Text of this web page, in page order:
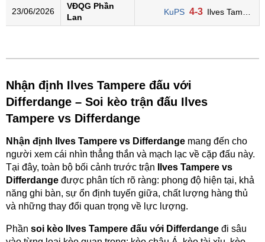
23/06/2026
VĐQG Phần
Lan
KuPS 4-3
Nhận định Ilves Tampere đấu với
Differdange – Soi kèo trận đấu Ilves
Tampere vs Differdange
Nhận định Ilves Tampere vs Differdange mang đến cho
người xem cái nhìn thẳng thắn và mạch lạc về cặp đấu này.
Tại đây, toàn bộ bối cảnh trước trận
Ilves Tampere vs
Differdange được phân tích rõ ràng: phong độ hiện tại, khả
năng ghi bàn, sự ổn định tuyến giữa, chất lượng hàng thủ
và những thay đổi quan trọng về lực lượng.
Phần soi kèo Ilves Tampere đấu với Differdange đi sâu